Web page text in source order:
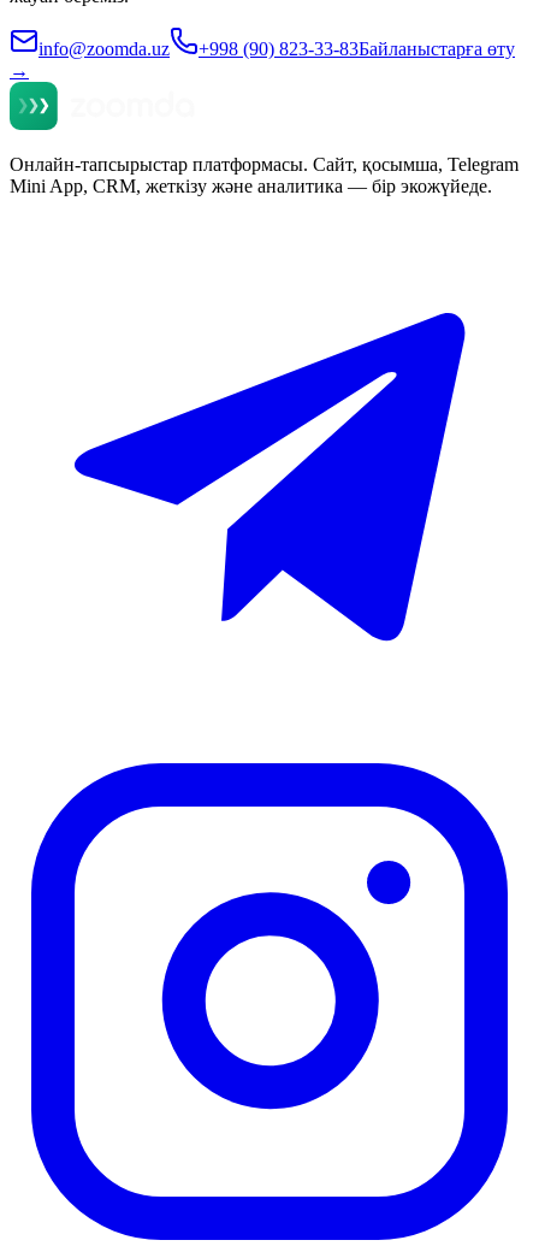
info@zoomda.uz +998 (90) 823-33-83Байланыстарға өту
→
Онлайн-тапсырыстар платформасы. Сайт, қосымша, Telegram
Mini App, CRM, жеткізу және аналитика — бір экожүйеде.